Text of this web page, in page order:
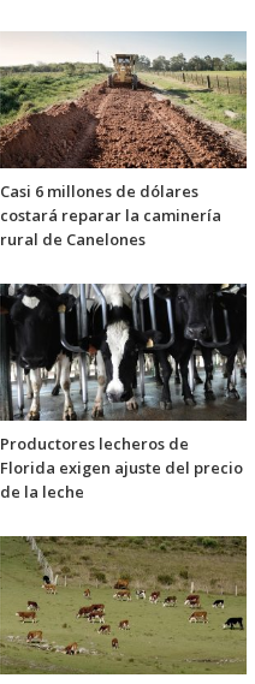
Casi 6 millones de dólares
costará reparar la caminería
rural de Canelones
Productores lecheros de
Florida exigen ajuste del precio
de la leche